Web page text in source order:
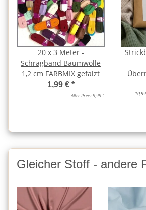
20 x 3 Meter -
Schrägband Baumwolle
1,2 cm FARBMIX gefalzt
1,99 € *
Alter Preis:9,99 €
Gleicher Stoff - andere